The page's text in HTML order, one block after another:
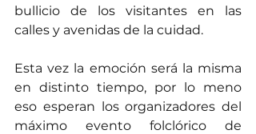
bullicio de los visitantes en las
calles y avenidas de la cuidad.
Esta vez la emoción será la misma
en distinto tiempo, por lo meno
eso esperan los organizadores del
máximo evento folclórico de